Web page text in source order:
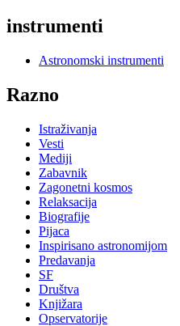
instrumenti
Astronomski instrumenti
Razno
Istraživanja
Vesti
Mediji
Zabavnik
Zagonetni kosmos
Relaksacija
Biografije
Pijaca
Inspirisano astronomijom
Predavanja
SF
Društva
Knjižara
Opservatorije